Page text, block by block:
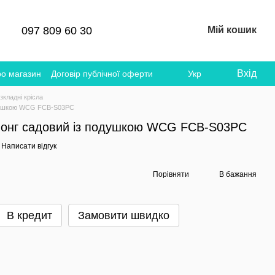
097 809 60 30 Мій кошик
магазин Договір публічної оферти Укр Вхід
крісла
WCG FCB-S03PС
садовий із подушкою WCG FCB-S03PС
Написати відгук
Порівняти В бажання
В кредит Замовити швидко